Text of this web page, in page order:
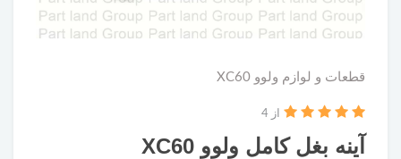
قطعات و لوازم ولوو XC60
آینه بغل کامل ولوو XC60
از 4